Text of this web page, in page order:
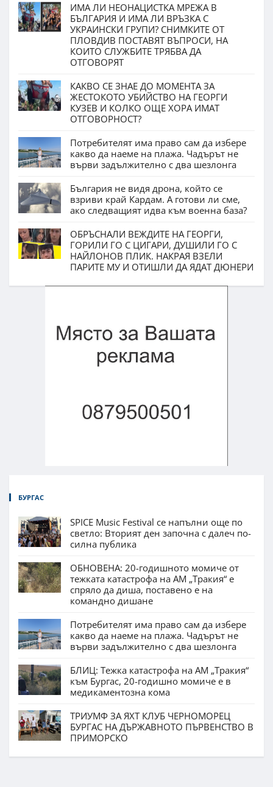
ИМА ЛИ НЕОНАЦИСТКА МРЕЖА В
БЪЛГАРИЯ И ИМА ЛИ ВРЪЗКА С
УКРАИНСКИ ГРУПИ? СНИМКИТЕ ОТ
ПЛОВДИВ ПОСТАВЯТ ВЪПРОСИ, НА
КОИТО СЛУЖБИТЕ ТРЯБВА ДА
ОТГОВОРЯТ
КАКВО СЕ ЗНАЕ ДО МОМЕНТА ЗА
ЖЕСТОКОТО УБИЙСТВО НА ГЕОРГИ
КУЗЕВ И КОЛКО ОЩЕ ХОРА ИМАТ
ОТГОВОРНОСТ?
Потребителят има право сам да избере
какво да наеме на плажа. Чадърът не
върви задължително с два шезлонга
България не видя дрона, който се
взриви край Кардам. А готови ли сме,
ако следващият идва към военна база?
ОБРЪСНАЛИ ВЕЖДИТЕ НА ГЕОРГИ,
ГОРИЛИ ГО С ЦИГАРИ, ДУШИЛИ ГО С
НАЙЛОНОВ ПЛИК. НАКРАЯ ВЗЕЛИ
ПАРИТЕ МУ И ОТИШЛИ ДА ЯДАТ ДЮНЕРИ
БУРГАС
SPICE Music Festival се напълни още по
светло: Вторият ден започна с далеч по-
силна публика
ОБНОВЕНА: 20-годишното момиче от
тежката катастрофа на АМ „Тракия“ е
спряло да диша, поставено е на
командно дишане
Потребителят има право сам да избере
какво да наеме на плажа. Чадърът не
върви задължително с два шезлонга
БЛИЦ: Тежка катастрофа на АМ „Тракия“
към Бургас, 20-годишно момиче е в
медикаментозна кома
ТРИУМФ ЗА ЯХТ КЛУБ ЧЕРНОМОРЕЦ
БУРГАС НА ДЪРЖАВНОТО ПЪРВЕНСТВО В
ПРИМОРСКО